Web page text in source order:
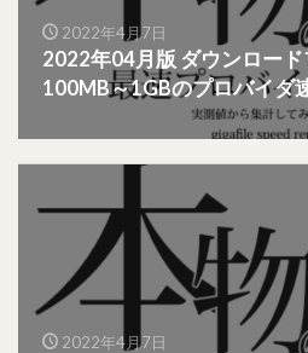
2022年4月7日
2022年04月版 ダウンロー
100MB～1GBのプロバイダ
2022年4月7日